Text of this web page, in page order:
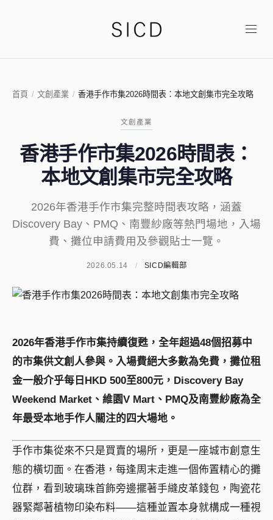
首頁 / 文創產業 / 香港手作市集2026時間表：本地文創集市完全攻略
文創產業
香港手作市集2026時間表：
本地文創集市完全攻略
2026年香港手作市集完整時間表攻略，涵蓋
Discovery Bay、PMQ、南豐紗廠等熱門場地，入場
費、攤位申請費用及參觀貼士一覽。
2026.05.14 / SICD編輯部
2026年香港手作市集持續復甦，全年超過48個招募中
的市集供文創人參與。入場費絕大多數為免費，攤位租
金一般介乎每日HKD 500至800元，Discovery Bay
Weekend Market、維園V Mart、PMQ及南豐紗廠為全
年最受本地手作人關注的四大場地。
手作市集從來不只是買賣的場所，更是一座城市創意生
態的橫切面。在香港，每逢周末走進一個佈置精心的攤
位群，看到玻璃珠首飾旁邊擺著手縫皮革錢包，陶瓷花
器緊鄰著植物印染布料——這種並置本身就構成一種視